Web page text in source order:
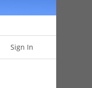
Sign In